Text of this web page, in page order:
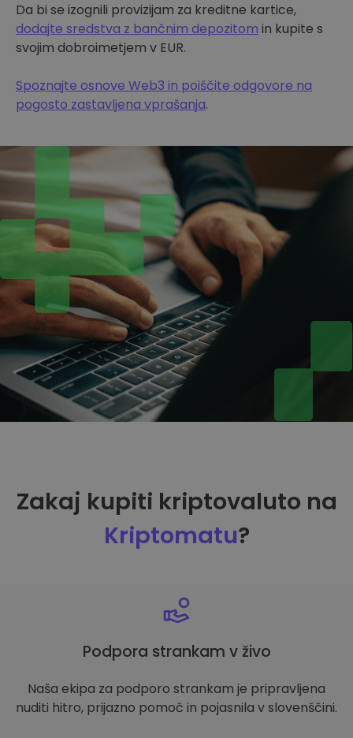
Da bi se izognili provizijam za kreditne kartice,
dodajte sredstva z bančnim depozitom in kupite s
svojim dobroimetjem v EUR.
Spoznajte osnove Web3 in poiščite odgovore na
pogosto zastavljena vprašanja.
Zakaj kupiti kriptovaluto na
Kriptomatu?
Podpora strankam v živo
Naša ekipa za podporo strankam je pripravljena
nuditi hitro, prijazno pomoč in pojasnila v slovenščini.